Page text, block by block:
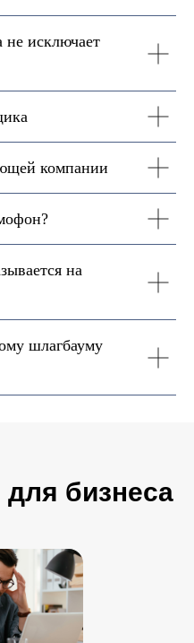
не исключает
компании
на
шлагбауму
для бизнеса